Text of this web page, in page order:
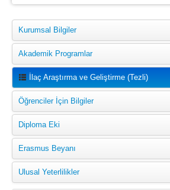
Kurumsal Bilgiler
Akademik Programlar
İlaç Araştırma ve Geliştirme (Tezli)
Öğrenciler İçin Bilgiler
Diploma Eki
Erasmus Beyanı
Ulusal Yeterlilikler